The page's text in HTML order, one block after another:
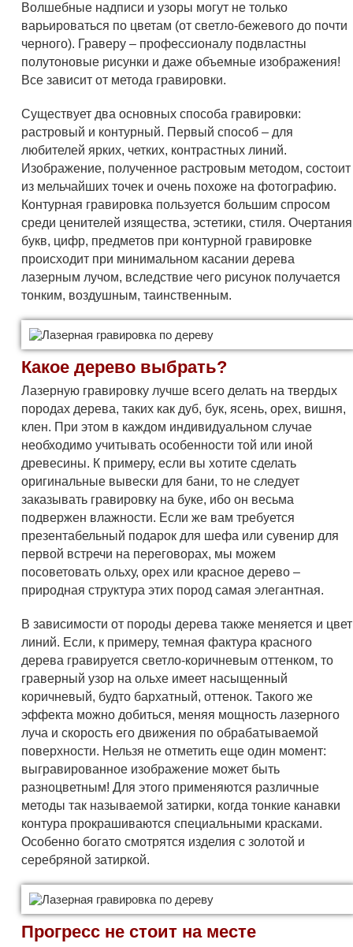
Волшебные надписи и узоры могут не только
варьироваться по цветам (от светло-бежевого до почти
черного). Граверу – профессионалу подвластны
полутоновые рисунки и даже объемные изображения!
Все зависит от метода гравировки.
Существует два основных способа гравировки:
растровый и контурный. Первый способ – для
любителей ярких, четких, контрастных линий.
Изображение, полученное растровым методом, состоит
из мельчайших точек и очень похоже на фотографию.
Контурная гравировка пользуется большим спросом
среди ценителей изящества, эстетики, стиля. Очертания
букв, цифр, предметов при контурной гравировке
происходит при минимальном касании дерева
лазерным лучом, вследствие чего рисунок получается
тонким, воздушным, таинственным.
Какое дерево выбрать?
Лазерную гравировку лучше всего делать на твердых
породах дерева, таких как дуб, бук, ясень, орех, вишня,
клен. При этом в каждом индивидуальном случае
необходимо учитывать особенности той или иной
древесины. К примеру, если вы хотите сделать
оригинальные вывески для бани, то не следует
заказывать гравировку на буке, ибо он весьма
подвержен влажности. Если же вам требуется
презентабельный подарок для шефа или сувенир для
первой встречи на переговорах, мы можем
посоветовать ольху, орех или красное дерево –
природная структура этих пород самая элегантная.
В зависимости от породы дерева также меняется и цвет
линий. Если, к примеру, темная фактура красного
дерева гравируется светло-коричневым оттенком, то
граверный узор на ольхе имеет насыщенный
коричневый, будто бархатный, оттенок. Такого же
эффекта можно добиться, меняя мощность лазерного
луча и скорость его движения по обрабатываемой
поверхности. Нельзя не отметить еще один момент:
выгравированное изображение может быть
разноцветным! Для этого применяются различные
методы так называемой затирки, когда тонкие канавки
контура прокрашиваются специальными красками.
Особенно богато смотрятся изделия с золотой и
серебряной затиркой.
Прогресс не стоит на месте